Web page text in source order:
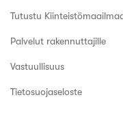
Tutustu
Palvelut rakennuttajille
Vastuullisuus
Tietosuojaseloste